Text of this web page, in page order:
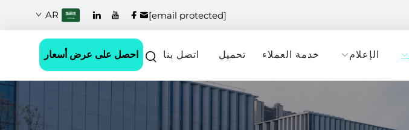
[email protected]
AR
الإعلام خدمة العملاء تحميل اتصل بنا احصل على عرض أسعار